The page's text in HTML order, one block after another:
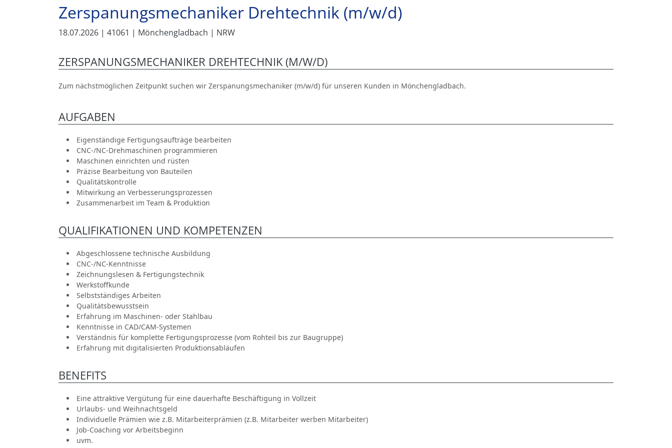
Zerspanungsmechaniker Drehtechnik (m/w/d)
18.07.2026 | 41061 | Mönchengladbach | NRW
ZERSPANUNGSMECHANIKER DREHTECHNIK (M/W/D)
Zum nächstmöglichen Zeitpunkt suchen wir Zerspanungsmechaniker (m/w/d) für unseren Kunden in Mönchengladbach.
AUFGABEN
Eigenständige Fertigungsaufträge bearbeiten
CNC-/NC-Drehmaschinen programmieren
Maschinen einrichten und rüsten
Präzise Bearbeitung von Bauteilen
Qualitätskontrolle
Mitwirkung an Verbesserungsprozessen
Zusammenarbeit im Team & Produktion
QUALIFIKATIONEN UND KOMPETENZEN
Abgeschlossene technische Ausbildung
CNC-/NC-Kenntnisse
Zeichnungslesen & Fertigungstechnik
Werkstoffkunde
Selbstständiges Arbeiten
Qualitätsbewusstsein
Erfahrung im Maschinen- oder Stahlbau
Kenntnisse in CAD/CAM-Systemen
Verständnis für komplette Fertigungsprozesse (vom Rohteil bis zur Baugruppe)
Erfahrung mit digitalisierten Produktionsabläufen
BENEFITS
Eine attraktive Vergütung für eine dauerhafte Beschäftigung in Vollzeit
Urlaubs- und Weihnachtsgeld
Individuelle Prämien wie z.B. Mitarbeiterprämien (z.B. Mitarbeiter werben Mitarbeiter)
Job-Coaching vor Arbeitsbeginn
uvm.